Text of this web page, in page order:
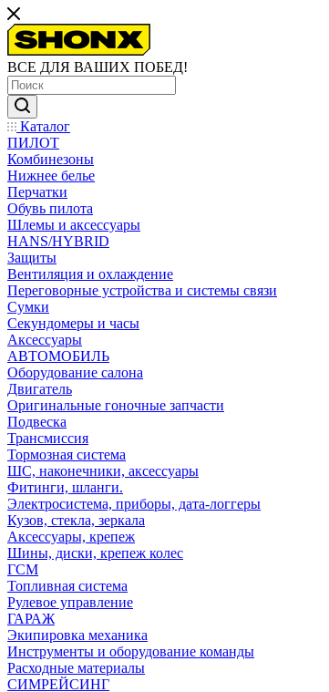
ВСЕ ДЛЯ ВАШИХ ПОБЕД!
Каталог
ПИЛОТ
Комбинезоны
Нижнее белье
Перчатки
Обувь пилота
Шлемы и аксессуары
HANS/HYBRID
Защиты
Вентиляция и охлаждение
Переговорные устройства и системы связи
Сумки
Секундомеры и часы
Аксессуары
АВТОМОБИЛЬ
Оборудование салона
Двигатель
Оригинальные гоночные запчасти
Подвеска
Трансмиссия
Тормозная система
ШС, наконечники, аксессуары
Фитинги, шланги.
Электросистема, приборы, дата-логгеры
Кузов, стекла, зеркала
Аксессуары, крепеж
Шины, диски, крепеж колес
ГСМ
Топливная система
Рулевое управление
ГАРАЖ
Экипировка механика
Инструменты и оборудование команды
Расходные материалы
СИМРЕЙСИНГ